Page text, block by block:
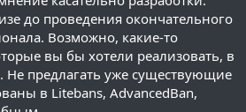
до проведения окончательного
Возможно, какие-то
вы бы хотели реализовать, в
Не предлагать уже существующие
в Litebans, AdvancedBan,